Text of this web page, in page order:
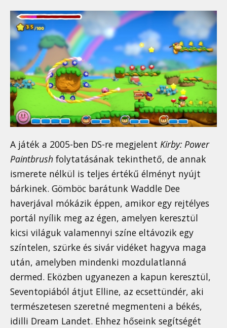
A játék a 2005-ben DS-re megjelent Kirby: Power
Paintbrush folytatásának tekinthető, de annak
ismerete nélkül is teljes értékű élményt nyújt
bárkinek. Gömböc barátunk Waddle Dee
haverjával mókázik éppen, amikor egy rejtélyes
portál nyílik meg az égen, amelyen keresztül
kicsi világuk valamennyi színe eltávozik egy
színtelen, szürke és sivár vidéket hagyva maga
után, amelyben mindenki mozdulatlanná
dermed. Eközben ugyanezen a kapun keresztül,
Seventopiából átjut Elline, az ecsettündér, aki
természetesen szeretné megmenteni a békés,
idilli Dream Landet. Ehhez hőseink segítségét